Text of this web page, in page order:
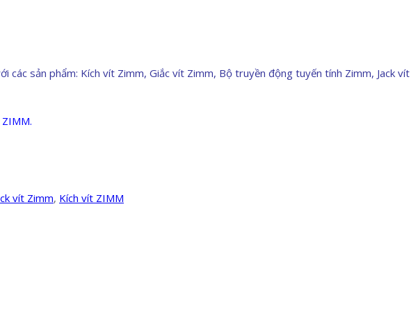
sản phẩm: Kích vít Zimm, Giắc vít Zimm, Bộ truyền động tuyến tính Zimm, Jack vít
vít Zimm, Kích vít ZIMM